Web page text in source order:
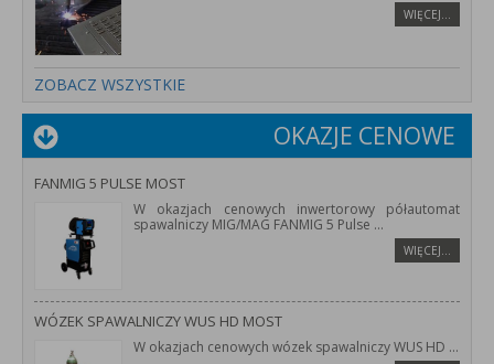
WIĘCEJ…
ZOBACZ WSZYSTKIE
OKAZJE CENOWE
FANMIG 5 PULSE MOST
W okazjach cenowych inwertorowy półautomat
spawalniczy MIG/MAG FANMIG 5 Pulse ...
WIĘCEJ…
WÓZEK SPAWALNICZY WUS HD MOST
W okazjach cenowych wózek spawalniczy WUS HD ...